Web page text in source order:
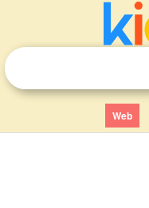
Web